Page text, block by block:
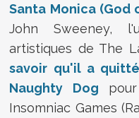
Santa Monica (God
John Sweeney,
artistiques de The
savoir qu'il a
Naughty Dog
Insomniac Games